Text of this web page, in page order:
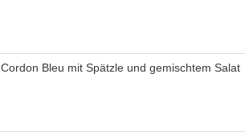
Cordon Bleu mit Spätzle und gemischtem Salat